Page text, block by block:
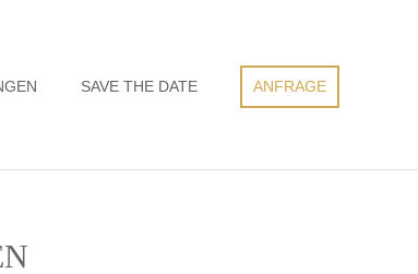
ANFRAGE
SAVE THE DATE